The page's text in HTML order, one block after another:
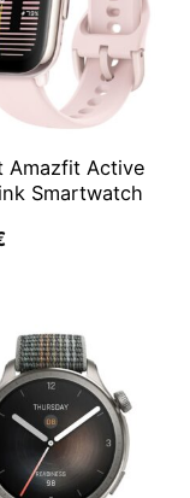
Amazfit Active
Smartwatch